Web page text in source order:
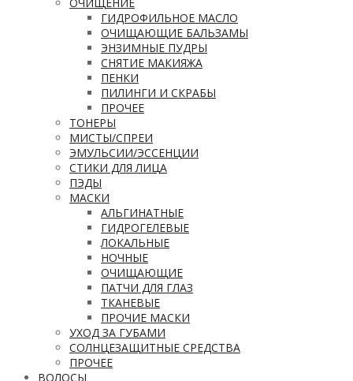
ГИДРОФИЛЬНОЕ МАСЛО
ОЧИЩАЮЩИЕ БАЛЬЗАМЫ
ЭНЗИМНЫЕ ПУДРЫ
СНЯТИЕ МАКИЯЖА
ПЕНКИ
ПИЛИНГИ И СКРАБЫ
ПРОЧЕЕ
ТОНЕРЫ
МИСТЫ/СПРЕИ
ЭМУЛЬСИИ/ЭССЕНЦИИ
СТИКИ ДЛЯ ЛИЦА
ПЭДЫ
МАСКИ
АЛЬГИНАТНЫЕ
ГИДРОГЕЛЕВЫЕ
ЛОКАЛЬНЫЕ
НОЧНЫЕ
ОЧИЩАЮЩИЕ
ПАТЧИ ДЛЯ ГЛАЗ
ТКАНЕВЫЕ
ПРОЧИЕ МАСКИ
УХОД ЗА ГУБАМИ
СОЛНЦЕЗАЩИТНЫЕ СРЕДСТВА
ПРОЧЕЕ
ВОЛОСЫ